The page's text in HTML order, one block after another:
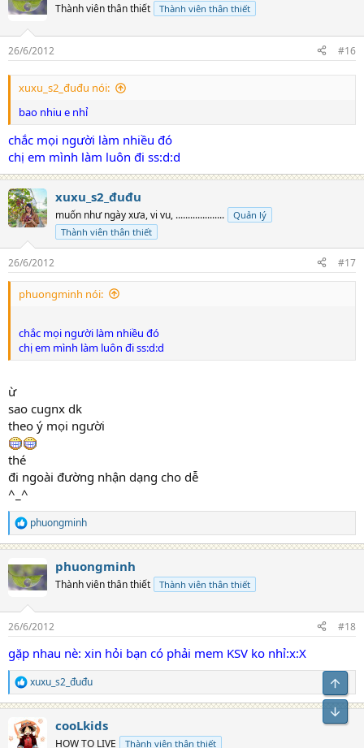
t
i
s
Thành viên thân thiết Thành viên thân thiết
26/6/2012 #16
xuxu_s2_đuđu nói:
bao nhiu e nhỉ
chắc mọi người làm nhiều đó
chị em mình làm luôn đi ss:d:d
xuxu_s2_đuđu
muốn như ngày xưa, vi vu, ....................
Quản lý
Thành viên thân thiết
26/6/2012 #17
phuongminh nói:
chắc mọi người làm nhiều đó
chị em mình làm luôn đi ss:d:d
ừ
sao cugnx dk
theo ý mọi người
thé
đi ngoài đường nhận dạng cho dễ
^_^
R
e
c
t
i
s
phuongminh
phuongminh
Thành viên thân thiết Thành viên thân thiết
26/6/2012 #18
gặp nhau nè: xin hỏi bạn có phải mem KSV ko nhỉ:x:X
R
e
a
c
t
xuxu_s2_đuđu
cooLkids
HOW TO LIVE Thành viên thân thiết